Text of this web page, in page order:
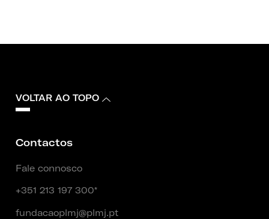
VOLTAR AO TOPO
Contactos
Fale connosco
+351 213 197 300*
fundacaoplmj@plmj.pt